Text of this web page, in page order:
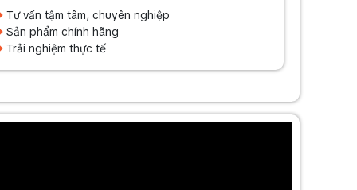
Tư vấn tậm tâm, chuyên nghiệp
Sản phẩm chính hãng
Trải nghiệm thực tế